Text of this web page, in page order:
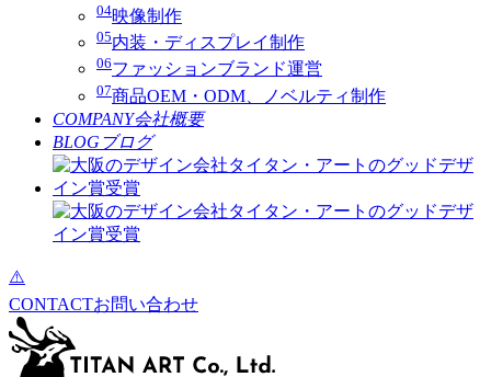
04映像制作
05内装・ディスプレイ制作
06ファッションブランド運営
07商品OEM・ODM、ノベルティ制作
COMPANY会社概要
BLOG ブログ
CONTACTお問い合わせ